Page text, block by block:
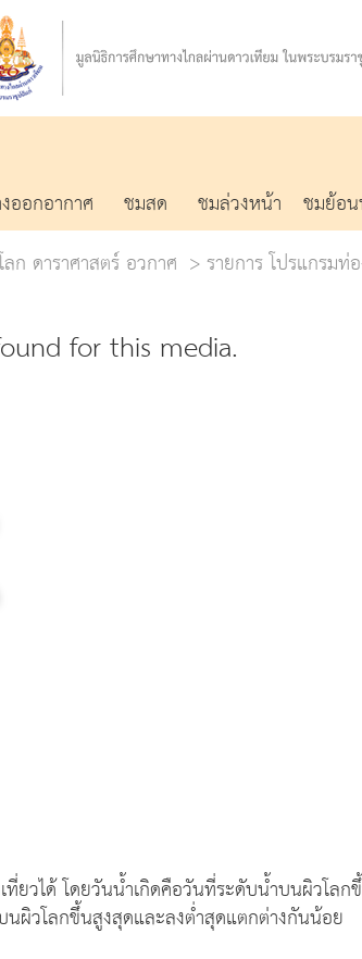
ออกอากาศ ชมสด ชมล่วงหน้า ชมย้อ
ก ดาราศาสตร์ อวกาศ
รายการ โปรแกรมท่
for this media.
ที่ยวได้ โดยวันน้ำเกิดคือวันที่ระดับน้ำบนผิวโลก
ผิวโลกขึ้นสูงสุดและลงต่ำสุดแตกต่างกันน้อย